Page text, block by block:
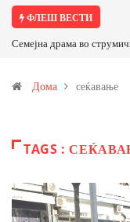
ФЛЕШ ВЕСТИ
Семејна драма во
Дома сеќавање
TAGS :